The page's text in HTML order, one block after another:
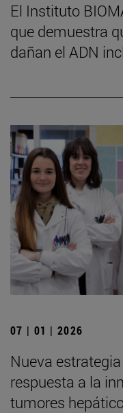
El Instituto
que demuestra
dañan el ADN
07 | 01 | 2026
Nueva
respuesta a la
tumores